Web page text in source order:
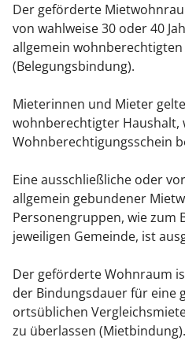
Der geförderte
von wahlweise 30 oder 40
allgemein
(Belegungsbindung).
Mieterinnen und Mieter
wohnberechtigter Haushalt,
Wohnberechtigungsschein
Eine ausschließliche oder
allgemein gebundener
Personengruppen, wie zum
jeweiligen Gemeinde, ist
Der geförderte Wohnraum
der Bindungsdauer für eine
ortsüblichen
zu überlassen (Mietbindung).